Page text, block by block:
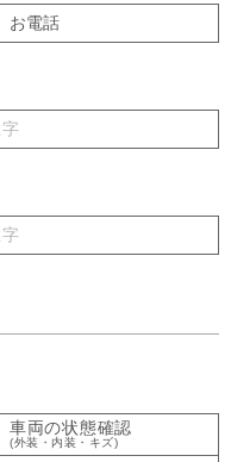
お電話
車両の状態確認
(外装・内装・キズ)